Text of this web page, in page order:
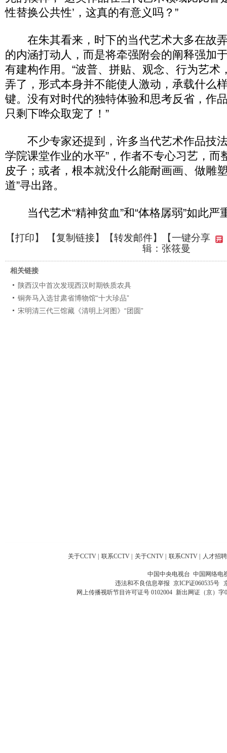
性替换公共性’，这真的有意义吗？”
在朱其看来，时下的当代艺术大多在故
的内涵打动人，而是将牵强附会的阐释强加
有建构作用。“波普、拼贴、观念、行为艺术
弄了，形式本身并不能使人激动，承载什么
键。没有对时代的独特体验和思考反省，作
只剩下哗众取宠了！”
不少专家还提到，许多当代艺术作品技法
学院课堂作业的水平”，作者不专心习艺，而
皮子；或者，根本就没什么能耐画画、做雕
道”寻出路。
当代艺术“精神贫血”和“体格孱弱”如此严
【打印】 【复制链接】【转发邮件】
【一键分享
辑：张筱曼
相关链接
陕西汉中首次发现西汉时期铁质农具
铜奔马入选甘肃省博物馆“十大珍品”
宋明清三代三馆藏《清明上河图》“团圆”
关于CCTV 联系CCTV 关于CNTV 联系CNTV 人才招聘
中国中央电视台 中国网络电
违法和不良信息举报 京ICP证060535号
网上传播视听节目许可证号 0102004 新出网证（京）